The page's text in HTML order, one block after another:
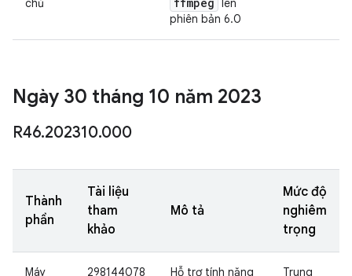
chủ
lên
phiên bản 6.0
Ngày 30 tháng 10 năm 2023
R46.202310.000
Thành
phần
Tài liệu
tham
khảo
Mô tả
Mức độ
nghiêm
trọng
Máy
298144078
Hỗ trợ tính năng
Trung